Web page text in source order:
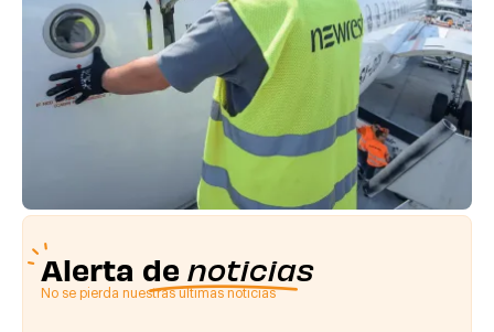
Alerta de noticias
No se pierda nuestras últimas noticias